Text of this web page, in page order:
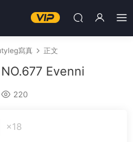
寫真 正文
Evenni
220
×18